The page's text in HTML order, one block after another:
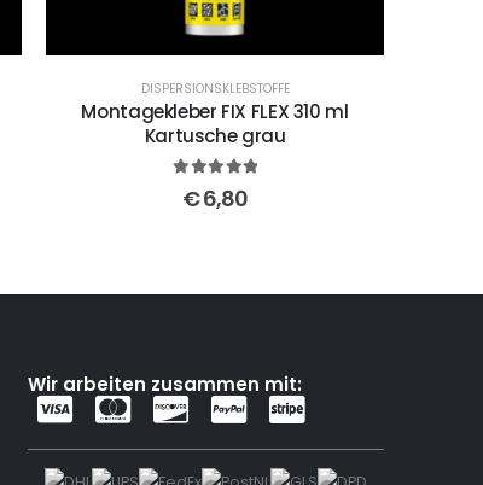
DISPERSIONSKLEBSTOFFE
Montagekleber FIX FLEX 310 ml
Kartusche grau
out of 5
€6,80
Wir arbeiten zusammen mit: